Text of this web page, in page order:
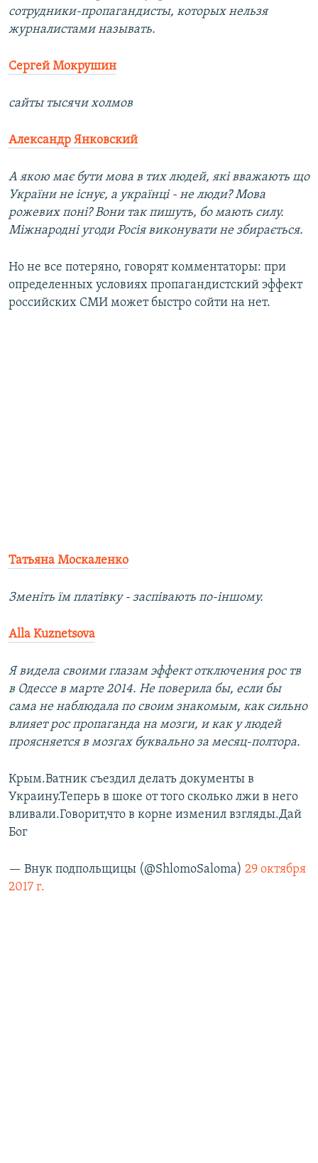
сотрудники-пропагандисты, которых нельзя
журналистами называть.
Сергей Мокрушин
сайты тысячи холмов
Александр Янковский
А якою має бути мова в тих людей, які вважають що
України не існує, а українці - не люди? Мова
рожевих поні? Вони так пишуть, бо мають силу.
Міжнародні угоди Росія виконувати не збирається.
Но не все потеряно, говорят комментаторы: при
определенных условиях пропагандистский эффект
российских СМИ может быстро сойти на нет.
Татьяна Москаленко
Зменіть їм платівку - заспівають по-іншому.
Alla Kuznetsova
Я видела своими глазам эффект отключения рос тв
в Одессе в марте 2014. Не поверила бы, если бы
сама не наблюдала по своим знакомым, как сильно
влияет рос пропаганда на мозги, и как у людей
проясняется в мозгах буквально за месяц-полтора.
Крым.Ватник съездил делать документы в
Украину.Теперь в шоке от того сколько лжи в него
вливали.Говорит,что в корне изменил взгляды.Дай
Бог
— Внук подпольщицы (@ShlomoSaloma) 29 октября
2017 г.